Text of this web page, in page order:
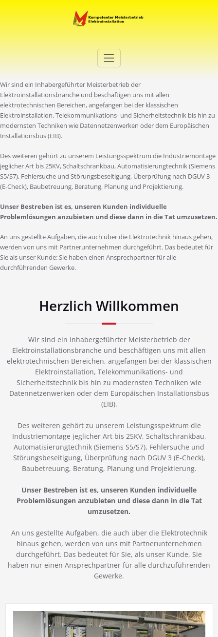
Elektro Martini
Wir sind ein Inhabergeführter Meisterbetrieb der
Elektroinstallationsbranche und beschäftigen uns mit allen
elektrotechnischen Bereichen, angefangen bei der klassischen
Elektroinstallation, Telekommunikations- und Sicherheitstechnik bis hin zu
modernsten Techniken wie Datennetzenwerken oder dem Europäischen
Installationsbus (EIB).
Des weiteren gehört zu unserem Leistungsspektrum die Industriemontage
jeglicher Art bis 25KV, Schaltschrankbau, Automatisierungtechnik (Siemens
S5/S7), Fehlersuche und Störungsbeseitigung, Überprüfung nach DGUV 3
(E-Check), Baubetreuung, Beratung, Planung und Projektierung.
Unser Bestreben ist es, unseren Kunden individuelle
Problemlösungen anzubieten und diese dann in die Tat umzusetzen.
An uns gestellte Aufgaben, die auch über die Elektrotechnik hinaus gehen,
werden von uns mit Partnerunternehmen durchgeführt. Das bedeutet für
Sie als unser Kunde: Sie haben einen Ansprechpartner für alle
durchführenden Gewerke.
Herzlich Willkommen
Wir sind ein Inhabergeführter Meisterbetrieb der
Elektroinstallationsbranche und beschäftigen uns mit allen
elektrotechnischen Bereichen, angefangen bei der klassischen
Elektroinstallation, Telekommunikations- und
Sicherheitstechnik bis hin zu modernsten Techniken wie
Datennetzenwerken oder dem Europäischen Installationsbus
(EIB).
Des weiteren gehört zu unserem Leistungsspektrum die
Industriemontage jeglicher Art bis 25KV, Schaltschrankbau,
Automatisierungtechnik (Siemens S5/S7), Fehlersuche und
Störungsbeseitigung, Überprüfung nach DGUV 3 (E-Check),
Baubetreuung, Beratung, Planung und Projektierung.
Unser Bestreben ist es, unseren Kunden individuelle
Problemlösungen anzubieten und diese dann in die Tat
umzusetzen.
An uns gestellte Aufgaben, die auch über die Elektrotechnik
hinaus gehen, werden von uns mit Partnerunternehmen
durchgeführt. Das bedeutet für Sie, als unser Kunde, Sie
haben nur einen Ansprechpartner für alle durchzuführenden
Gewerke.